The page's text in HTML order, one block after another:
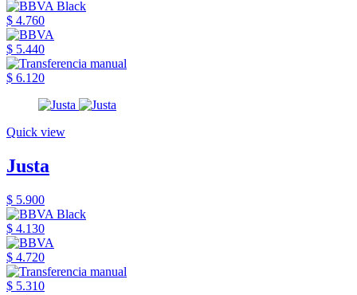
$ 4.760
$ 5.440
$ 6.120
Quick view
Justa
$ 5.900
$ 4.130
$ 4.720
$ 5.310